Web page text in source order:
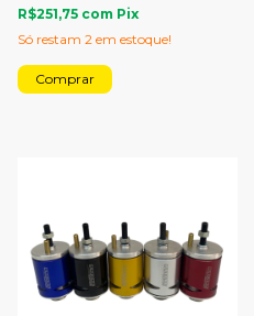
R$251,75 com Pix
Só restam 2 em estoque!
Comprar